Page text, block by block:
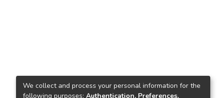
We collect and process your personal information for the
following purposes: Authentication, Preferences,